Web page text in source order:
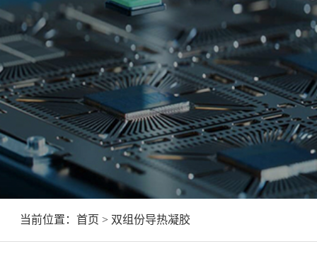
当前位置： 首页 > 双组份导热凝胶